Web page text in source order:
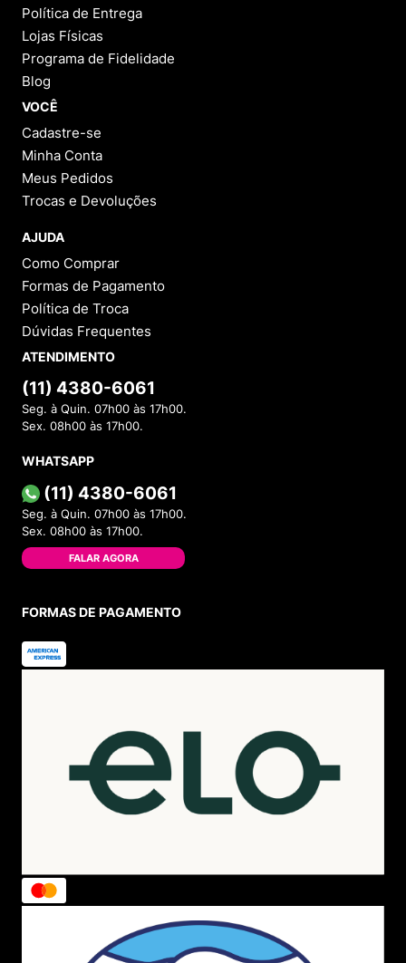
Política de Entrega
Lojas Físicas
Programa de Fidelidade
Blog
VOCÊ
Cadastre-se
Minha Conta
Meus Pedidos
Trocas e Devoluções
AJUDA
Como Comprar
Formas de Pagamento
Política de Troca
Dúvidas Frequentes
ATENDIMENTO
(11) 4380-6061
Seg. à Quin. 07h00 às 17h00.
Sex. 08h00 às 17h00.
WHATSAPP
(11) 4380-6061
Seg. à Quin. 07h00 às 17h00.
Sex. 08h00 às 17h00.
FALAR AGORA
FORMAS DE PAGAMENTO